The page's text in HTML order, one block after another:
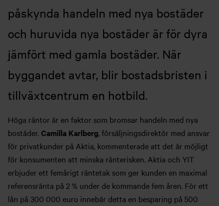
påskynda handeln med nya bostäder
och huruvida nya bostäder är för dyra
jämfört med gamla bostäder. När
byggandet avtar, blir bostadsbristen i
tillväxtcentrum en hotbild.
Höga räntor är en faktor som bromsar handeln med nya
bostäder. Camilla Karlberg, försäljningsdirektör med ansvar
för privatkunder på Aktia, kommenterade att det är möjligt
för konsumenten att minska ränterisken. Aktia och YIT
erbjuder ett femårigt räntetak som ger kunden en maximal
referensränta på 2 % under de kommande fem åren. För ett
lån på 300 000 euro innebär detta en besparing på 500